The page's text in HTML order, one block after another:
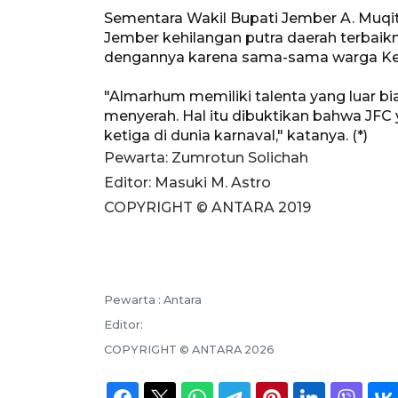
Sementara Wakil Bupati Jember A.
Jember kehilangan putra daerah
dengannya karena sama-sama warga
"Almarhum memiliki talenta yang luar
menyerah. Hal itu dibuktikan bahwa
ketiga di dunia karnaval," katanya. (*)
Pewarta: Zumrotun Solichah
Editor: Masuki M. Astro
COPYRIGHT © ANTARA 2019
Pewarta : Antara
Editor:
COPYRIGHT © ANTARA 2026